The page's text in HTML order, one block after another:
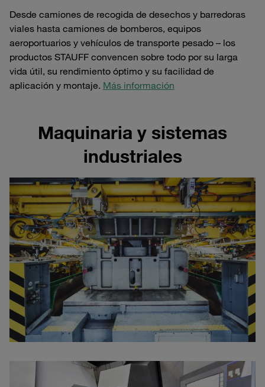
Desde camiones de recogida de desechos y barredoras
viales hasta camiones de bomberos, equipos
aeroportuarios y vehículos de transporte pesado – los
productos STAUFF convencen sobre todo por su larga
vida útil, su rendimiento óptimo y su facilidad de
aplicación y montaje. Más información
Maquinaria y sistemas
industriales